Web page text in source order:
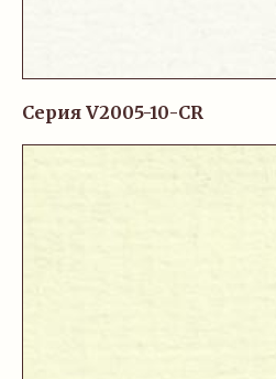
Серия V2005-10-CR